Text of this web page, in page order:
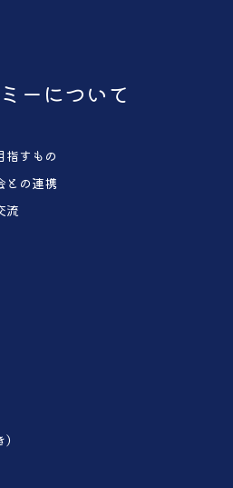
ーについて
指すもの
との連携
流